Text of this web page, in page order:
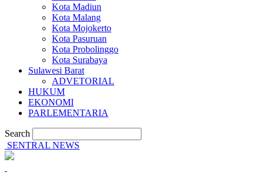
Kota Madiun
Kota Malang
Kota Mojokerto
Kota Pasuruan
Kota Probolinggo
Kota Surabaya
Sulawesi Barat
ADVETORIAL
HUKUM
EKONOMI
PARLEMENTARIA
Search
SENTRAL NEWS